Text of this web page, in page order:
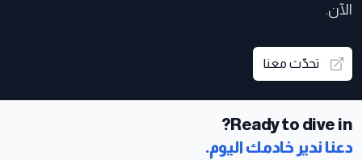
الآن.
تحدّث معنا
Ready to dive in?
دعنا ندير خادمك اليوم.